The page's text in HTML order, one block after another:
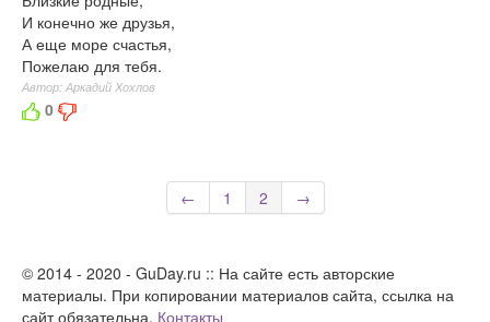
И конечно же друзья,
А еще море счастья,
Пожелаю для тебя.
Автор: Аркадий Хохлов
0
← 1 2 →
© 2014 - 2020 - GuDay.ru :: На сайте есть авторские
материалы. При копировании материалов сайта, ссылка на
сайт обязательна. Контакты